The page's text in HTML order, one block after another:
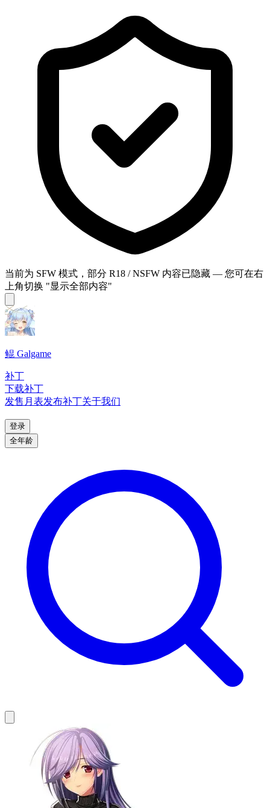
当前为 SFW 模式，部分 R18 / NSFW 内容已隐藏 — 您可在右
上角切换 "显示全部内容"
鲲 Galgame
补丁
下载补丁
发售月表发布补丁关于我们
登录
全年龄